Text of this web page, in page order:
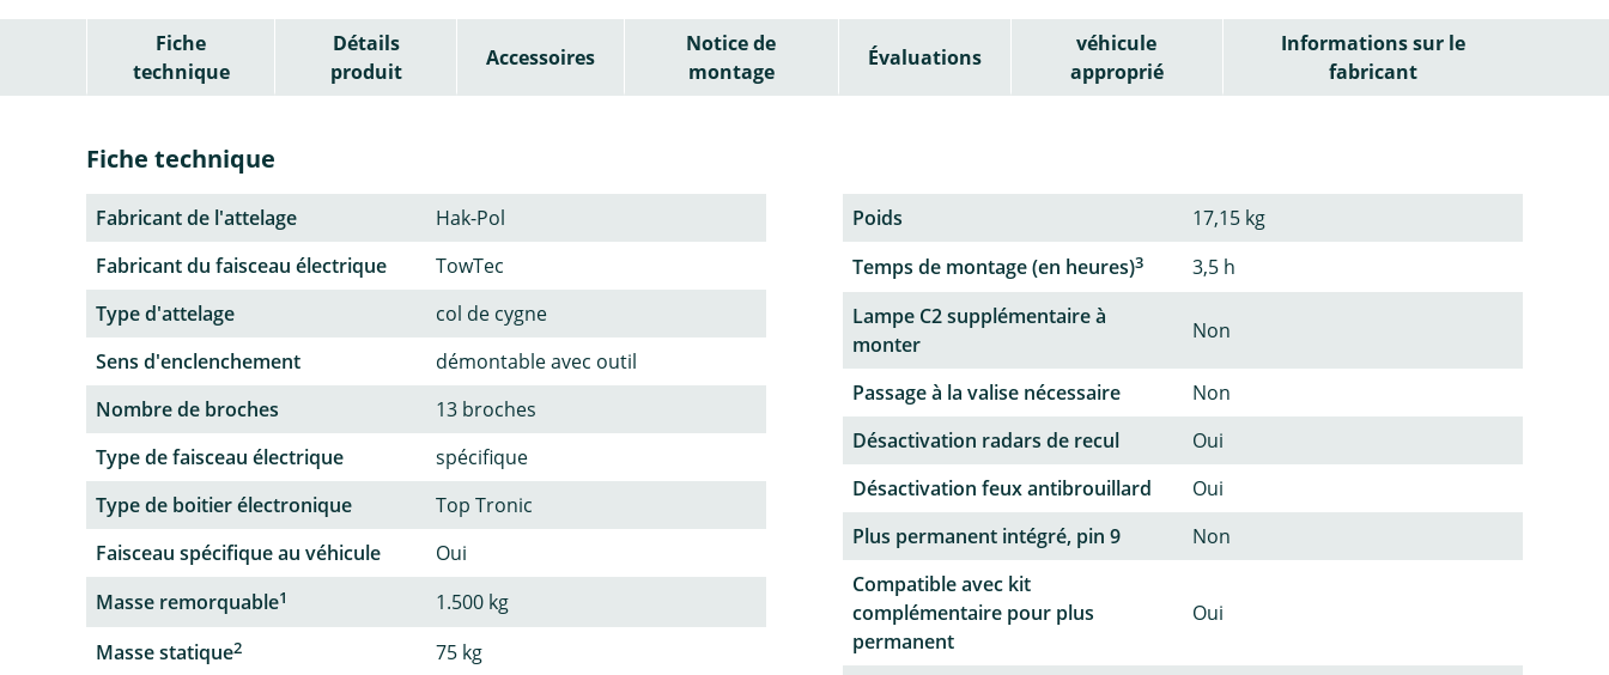
Fiche
technique
Détails
produit
Accessoires
Notice de
montage
Évaluations
véhicule
approprié
Informations sur le
fabricant
Fiche technique
Fabricant de l'attelage
Hak-Pol
Fabricant du faisceau électrique
TowTec
Type d'attelage
col de cygne
Sens d'enclenchement
démontable avec outil
Nombre de broches
13 broches
Type de faisceau électrique
spécifique
Type de boitier électronique
Top Tronic
Faisceau spécifique au véhicule
Oui
Masse remorquable1
1.500 kg
Masse statique2
75 kg
Poids
17,15 kg
Temps de montage (en heures)3
3,5 h
Lampe C2 supplémentaire à
monter
Non
Passage à la valise nécessaire
Non
Désactivation radars de recul
Oui
Désactivation feux antibrouillard
Oui
Plus permanent intégré, pin 9
Non
Compatible avec kit
complémentaire pour plus
permanent
Oui